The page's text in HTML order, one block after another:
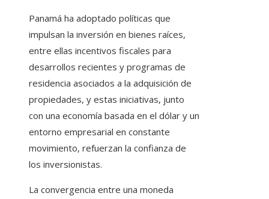
Panamá ha adoptado políticas que
impulsan la inversión en bienes raíces,
entre ellas incentivos fiscales para
desarrollos recientes y programas de
residencia asociados a la adquisición de
propiedades, y estas iniciativas, junto
con una economía basada en el dólar y un
entorno empresarial en constante
movimiento, refuerzan la confianza de
los inversionistas.
La convergencia entre una moneda